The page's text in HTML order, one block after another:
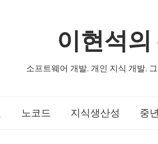
이현석
소프트웨어 개발, 개인 지식 개발,
노코드 지식생산성 중